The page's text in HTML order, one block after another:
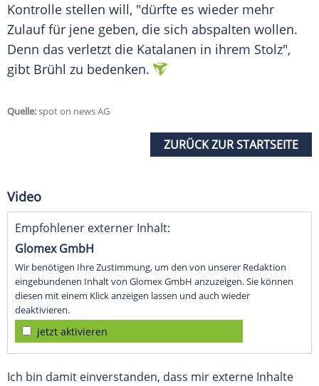
Kontrolle stellen will, "dürfte es wieder mehr
Zulauf für jene geben, die sich abspalten wollen.
Denn das verletzt die Katalanen in ihrem Stolz",
gibt Brühl zu bedenken.
Quelle:spot on news AG
ZURÜCK ZUR STARTSEITE
Video
Empfohlener externer Inhalt:
Glomex GmbH
Wir benötigen Ihre Zustimmung, um den von unserer Redaktion
eingebundenen Inhalt von Glomex GmbH anzuzeigen. Sie können
diesen mit einem Klick anzeigen lassen und auch wieder
deaktivieren.
jetzt aktivieren
Ich bin damit einverstanden, dass mir externe Inhalte